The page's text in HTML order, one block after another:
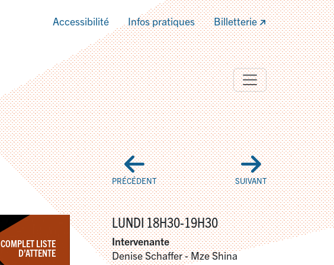
Accessibilité Infos pratiques Billetterie
PRÉCÉDENT SUIVANT
COMPLET LISTE
D’ATTENTE
LUNDI 18H30-19H30
Intervenante
Denise Schaffer - Mze Shina